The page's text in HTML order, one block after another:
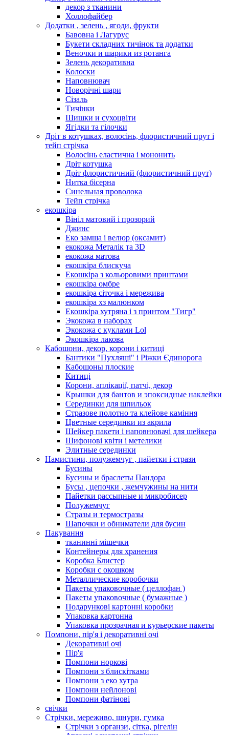
декор з тканини
Холлофайбер
Додатки , зелень , ягоди, фрукти
Бавовна і Лагурус
Букети складних тичінок та додатки
Веночки и шарики из ротанга
Зелень декоративна
Колоски
Наповнювач
Новорічні шари
Сізаль
Тичінки
Шишки и сухоцвіти
Ягідки та гілочки
Дріт в котушках, волосінь, флористичний прут і
тейп стрічка
Волосінь еластична і мононить
Дріт котушка
Дріт флористичний (флористичний прут)
Нитка бісерна
Синельная проволока
Тейп стрічка
екошкіра
Вініл матовий і прозорий
Джинс
Еко замша і велюр (оксамит)
екокожа Металік та 3D
екокожа матова
екошкіра блискуча
Екошкіра з кольоровими принтами
екошкіра омбре
екошкіра сіточка і мережива
екошкіра хз малюнком
Екошкіра хутряна і з принтом "Тигр"
Экокожа в наборах
Экокожа с куклами Lol
Экошкiра лакова
Кабошони, декор, корони і китиці
Бантики "Пухляші" і Ріжки Єдинорога
Кабошоны плоские
Китиці
Корони, аплікації, патчі, декор
Крышки для бантов и эпоксидные наклейки
Серединки для шпильок
Стразове полотно та клейове каміння
Цветные серединки из акрила
Шейкер пакети і наповнювачі для шейкера
Шифонові квіти і метелики
Элитные серединки
Намистини, полужемчуг , пайетки і стрази
Бусины
Бусины и браслеты Пандора
Бусы , цепочки , жемчужины на нити
Пайетки рассыпные и микробисер
Полужемчуг
Стразы и термостразы
Шапочки и обниматели для бусин
Пакування
тканинні мішечки
Контейнеры для хранения
Коробка Блистер
Коробки с окошком
Металлические коробочки
Пакеты упаковочные ( целлофан )
Пакеты упаковочные ( бумажные )
Подарункові картонні коробки
Упаковка картонна
Упаковка прозрачная и курьерские пакеты
Помпони, пір'я і декоративні очі
Декоративні очі
Пір'я
Помпони норкові
Помпони з блискітками
Помпони з еко хутра
Помпони нейлонові
Помпони фатінові
свічки
Стрічки, мереживо, шнури, гумка
Стрічки з органзи, сітка, рігелін